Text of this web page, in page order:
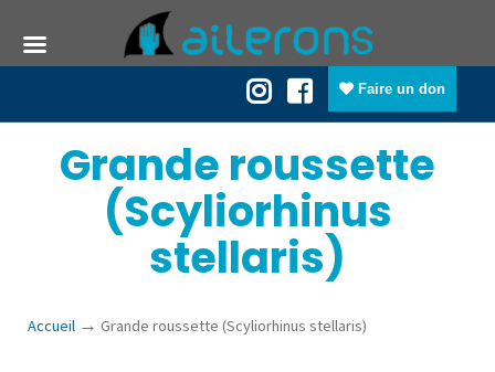
Faire un don
Grande roussette
(Scyliorhinus
stellaris)
Accueil → Grande roussette (Scyliorhinus stellaris)